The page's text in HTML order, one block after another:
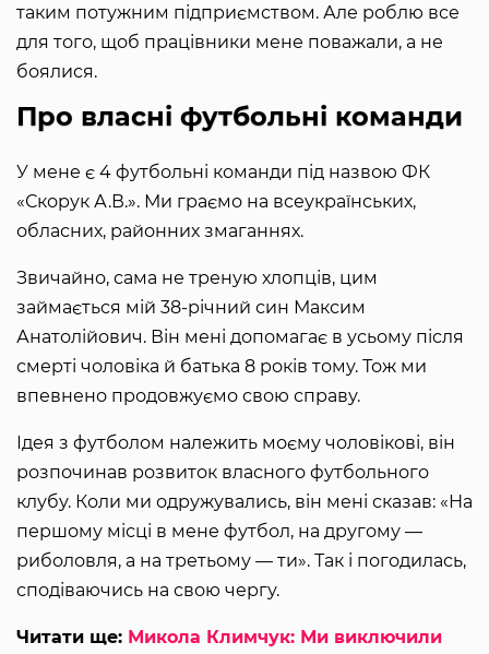
таким потужним підприємством. Але роблю все
для того, щоб працівники мене поважали, а не
боялися.
Про власні футбольні команди
У мене є 4 футбольні команди під назвою ФК
«Скорук А.В.». Ми граємо на всеукраїнських,
обласних, районних змаганнях.
Звичайно, сама не треную хлопців, цим
займається мій 38-річний син Максим
Анатолійович. Він мені допомагає в усьому після
смерті чоловіка й батька 8 років тому. Тож ми
впевнено продовжуємо свою справу.
Ідея з футболом належить моєму чоловікові, він
розпочинав розвиток власного футбольного
клубу. Коли ми одружувались, він мені сказав: «На
першому місці в мене футбол, на другому —
риболовля, а на третьому — ти». Так і погодилась,
сподіваючись на свою чергу.
Читати ще: Микола Климчук: Ми виключили